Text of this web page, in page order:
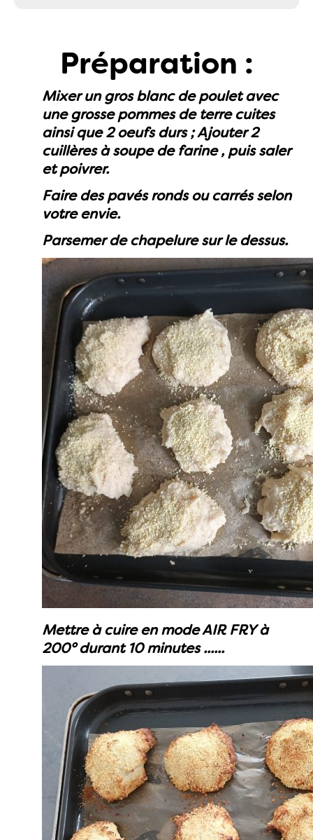
Préparation :
Mixer un gros blanc de poulet avec
une grosse pommes de terre cuites
ainsi que 2 oeufs durs ; Ajouter 2
cuillères à soupe de farine , puis saler
et poivrer.
Faire des pavés ronds ou carrés selon
votre envie.
Parsemer de chapelure sur le dessus.
Mettre à cuire en mode AIR FRY à
200° durant 10 minutes ......